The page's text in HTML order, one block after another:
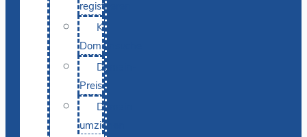
registrieren
KI-
Domainsuche
Domain-
Preise
Domain
umziehen